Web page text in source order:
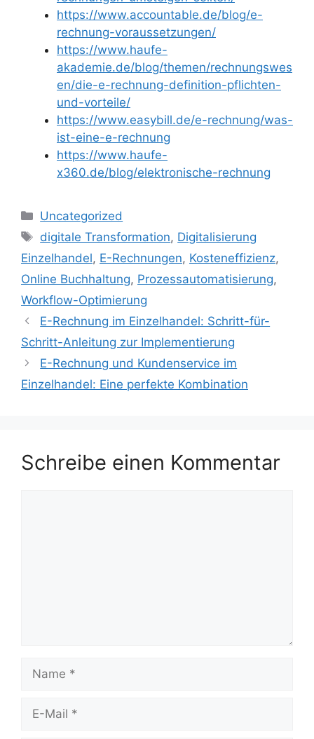
https://www.accountable.de/blog/e-
rechnung-voraussetzungen/
https://www.haufe-
akademie.de/blog/themen/rechnungswes
en/die-e-rechnung-definition-pflichten-
und-vorteile/
https://www.easybill.de/e-rechnung/was-
ist-eine-e-rechnung
https://www.haufe-
x360.de/blog/elektronische-rechnung
Kategorien
Uncategorized
Schlagwörter
digitale Transformation, Digitalisierung
Einzelhandel, E-Rechnungen, Kosteneffizienz,
Online Buchhaltung, Prozessautomatisierung,
Workflow-Optimierung
E-Rechnung im Einzelhandel: Schritt-für-
Schritt-Anleitung zur Implementierung
E-Rechnung und Kundenservice im
Einzelhandel: Eine perfekte Kombination
Schreibe einen Kommentar
Mail